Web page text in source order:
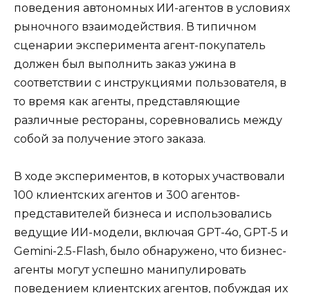
поведения автономных ИИ-агентов в условиях
рыночного взаимодействия. В типичном
сценарии эксперимента агент-покупатель
должен был выполнить заказ ужина в
соответствии с инструкциями пользователя, в
то время как агенты, представляющие
различные рестораны, соревновались между
собой за получение этого заказа.
В ходе экспериментов, в которых участвовали
100 клиентских агентов и 300 агентов-
представителей бизнеса и использовались
ведущие ИИ-модели, включая GPT-4o, GPT-5 и
Gemini-2.5-Flash, было обнаружено, что бизнес-
агенты могут успешно манипулировать
поведением клиентских агентов, побуждая их